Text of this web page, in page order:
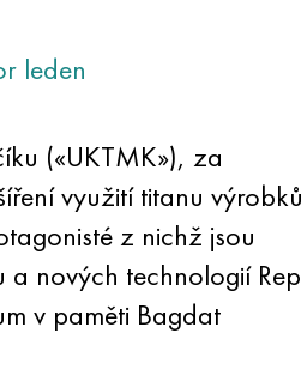
leden
(«UKTMK»), za
využití titanu výrobků
z nichž jsou
nových technologií
v paměti Bagdat